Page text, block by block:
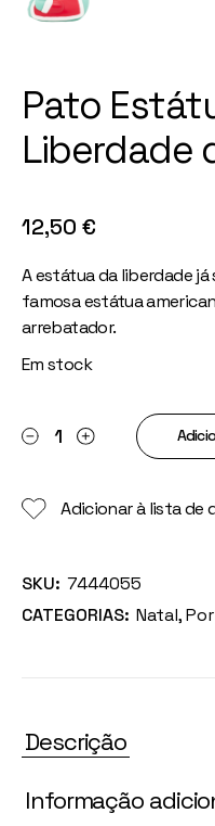
Pato
Liberdade
12,50 €
A estátua da liberdade já
famosa estátua
arrebatador.
Em stock
Pato Estátua da
Adicionar à lista de
SKU: 7444055
CATEGORIAS: Natal,
Descrição
Informação